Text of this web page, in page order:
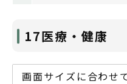
17医療・健康
画面サイズに合わせ